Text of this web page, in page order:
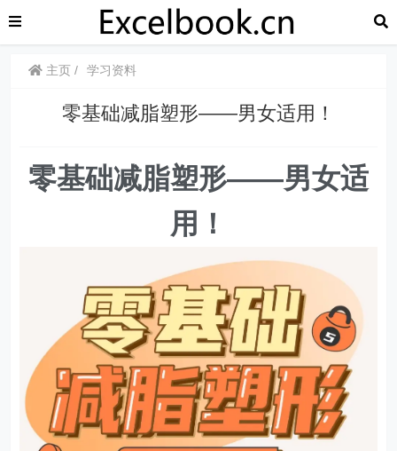
主页 学习资料
零基础减脂塑形——男女适用！
零基础减脂塑形——男女适
用！